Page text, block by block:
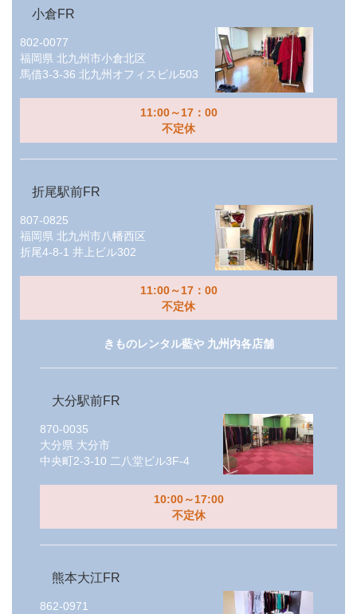
小倉FR
802-0077
福岡県 北九州市小倉北区
馬借3-3-36 北九州オフィスビル503
11:00～17：00
不定休
折尾駅前FR
807-0825
福岡県 北九州市八幡西区
折尾4-8-1 井上ビル302
11:00～17：00
不定休
きものレンタル藍や 九州内各店舗
大分駅前FR
870-0035
大分県 大分市
中央町2-3-10 二八堂ビル3F-4
10:00～17:00
不定休
熊本大江FR
862-0971